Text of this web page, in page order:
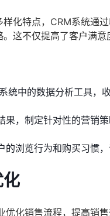
化特点，CRM系统通
这不仅提高了客户满意
统中的数据分析工具，
果，制定针对性的营销
的浏览行为和购买习惯
优化销售流程，提高销